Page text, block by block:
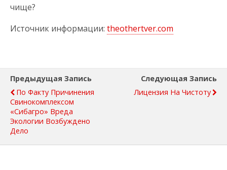
чище?
Источник информации: theothertver.com
Предыдущая Запись
По Факту Причинения
Свинокомплексом
«Сибагро» Вреда
Экологии Возбуждено
Дело
Следующая Запись
Лицензия На Чистоту